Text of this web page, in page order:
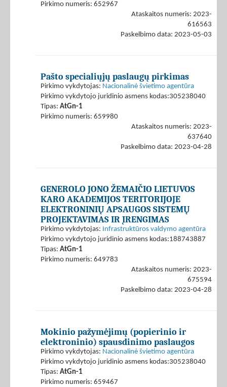
Pirkimo numeris: 652967
Ataskaitos numeris: 2023-
616563
Paskelbimo data: 2023-05-03
Pašto specialiųjų paslaugų pirkimas
Pirkimo vykdytojas: Nacionalinė švietimo agentūra
Pirkimo vykdytojo juridinio asmens kodas:305238040
Tipas: AtGn-1
Pirkimo numeris: 659980
Ataskaitos numeris: 2023-
637640
Paskelbimo data: 2023-04-28
GENEROLO JONO ŽEMAIČIO LIETUVOS
KARO AKADEMIJOS TERITORIJOJE
ELEKTRONINIŲ APSAUGOS SISTEMŲ
PROJEKTAVIMAS IR ĮRENGIMAS
Pirkimo vykdytojas: Infrastruktūros valdymo agentūra
Pirkimo vykdytojo juridinio asmens kodas:188743887
Tipas: AtGn-1
Pirkimo numeris: 649783
Ataskaitos numeris: 2023-
675594
Paskelbimo data: 2023-04-28
Mokinio pažymėjimų (popierinio ir
elektroninio) spausdinimo paslaugos
Pirkimo vykdytojas: Nacionalinė švietimo agentūra
Pirkimo vykdytojo juridinio asmens kodas:305238040
Tipas: AtGn-1
Pirkimo numeris: 659467